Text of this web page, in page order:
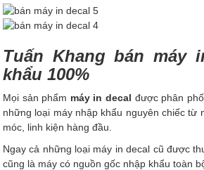
Tuấn Khang bán máy
khẩu 100%
Mọi sản phẩm máy in decal được phân
những loại máy nhập khẩu nguyên chiếc từ
móc, linh kiện hàng đầu.
Ngay cả những loại máy in decal cũ được
cũng là máy có nguồn gốc nhập khẩu toàn